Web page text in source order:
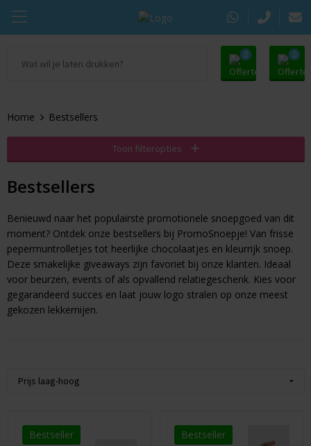
0 0
Chocolade
Kauwgom
Koekjes
Snacks
Snoeppotten
Alle promosupply
Oranje artikelen
Dag van de Zorg
Door de Brievenbus
Beurs
Pasen
Sinterklaas
Sportlife
Pringles
Tic Tac
Autodrop
Dextro Energie
Home Bestsellers
Toon filteropties
Bestsellers
Benieuwd naar het populairste promotionele snoepgoed van dit
moment? Ontdek onze bestsellers bij PromoSnoepje! Van frisse
pepermuntrolletjes tot heerlijke chocolaatjes en kleurrijk snoep.
Deze smakelijke giveaways zijn favoriet bij onze klanten. Ideaal
voor beurzen, events of als opvallend relatiegeschenk. Kies voor
gegarandeerd succes en laat jouw logo stralen op onze meest
gekozen lekkernijen.
Bestseller Bestseller